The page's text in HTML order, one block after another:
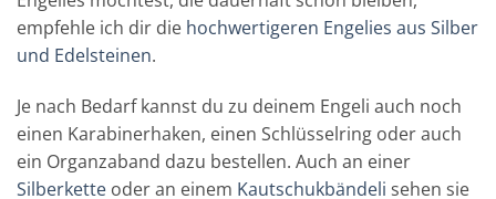
empfehle ich dir die hochwertigeren Engelies aus Silber
und Edelsteinen.
Je nach Bedarf kannst du zu deinem Engeli auch noch
einen Karabinerhaken, einen Schlüsselring oder auch
ein Organzaband dazu bestellen. Auch an einer
Silberkette oder an einem Kautschukbändeli sehen sie